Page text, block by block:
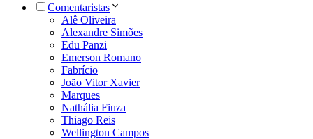
Comentaristas
Alê Oliveira
Alexandre Simões
Edu Panzi
Emerson Romano
Fabrício
João Vitor Xavier
Marques
Nathália Fiuza
Thiago Reis
Wellington Campos